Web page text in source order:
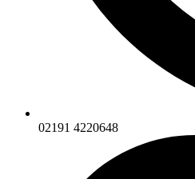
02191 4220648